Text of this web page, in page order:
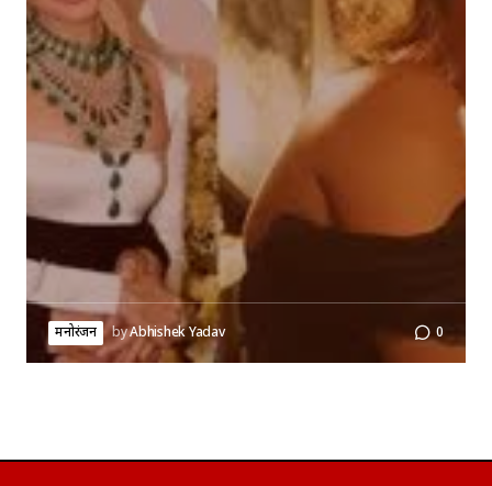
मनोरंजन byAbhishek Yadav 0